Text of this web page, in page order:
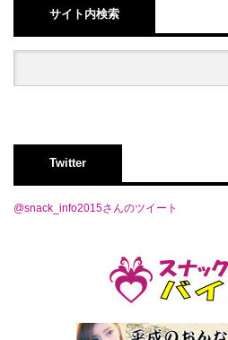
サイト内検索
Twitter
@snack_info2015さんのツイート